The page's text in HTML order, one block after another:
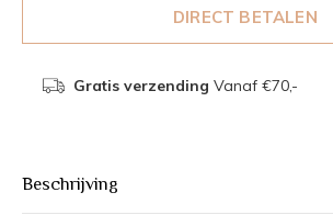
DIRECT BETALEN
Gratis verzending Vanaf €70,-
Beschrijving